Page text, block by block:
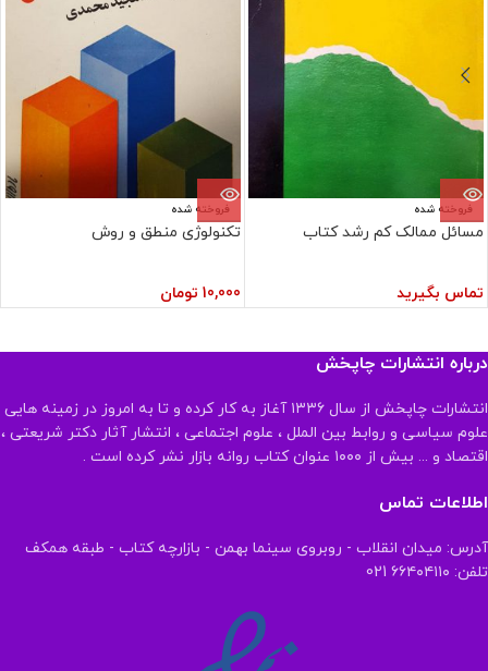
فروخته شده
مسائل ممالک کم رشد کتاب
تماس بگیرید
فروخته شده
تکنولوژی منطق و روش
10,000 تومان
درباره انتشارات چاپخش
انتشارات چاپخش از سال ۱۳۳۶ آغاز به کار کرده و تا به امروز در زمینه هایی
علوم سیاسی و روابط بین الملل ، علوم اجتماعی ، انتشار آثار دکتر شریعتی ،
اقتصاد و ... بیش از ۱۰۰۰ عنوان کتاب روانه بازار نشر کرده است .
اطلاعات تماس
آدرس: میدان انقلاب - روبروی سینما بهمن - بازارچه کتاب - طبقه همکف
تلفن: ۶۶۴۰۴۱۱۰ 021